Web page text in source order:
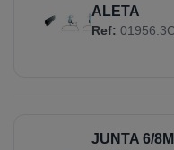
ALETA
Ref:
JUNTA 6/